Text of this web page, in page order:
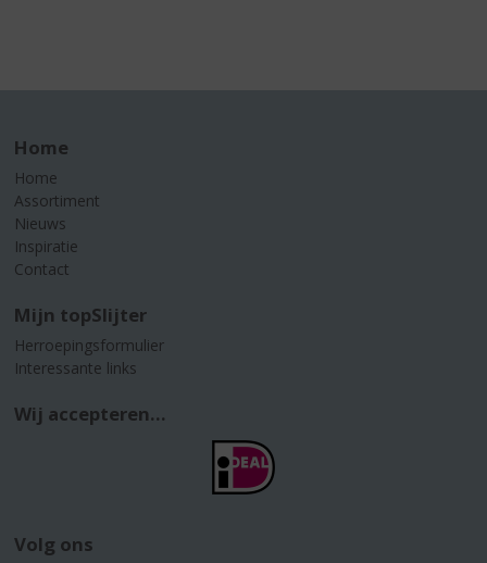
Home
Home
Assortiment
Nieuws
Inspiratie
Contact
Mijn topSlijter
Herroepingsformulier
Interessante links
Wij accepteren...
Volg ons